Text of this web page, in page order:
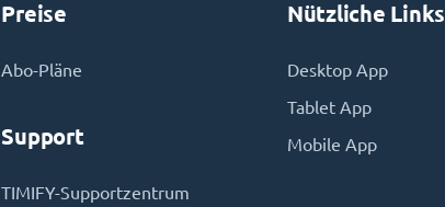
Preise
Abo-Pläne
Support
TIMIFY-Supportzentrum
Nützliche Links
Desktop App
Tablet App
Mobile App